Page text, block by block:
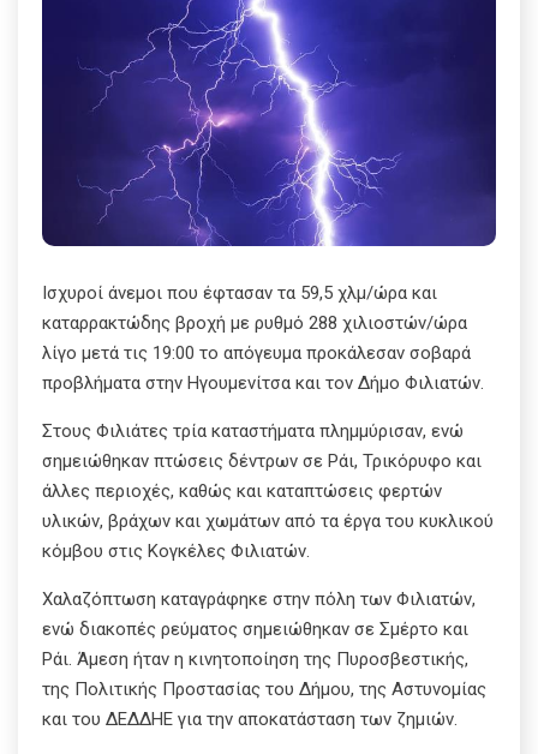
Ισχυροί άνεμοι που έφτασαν τα 59,5 χλμ/ώρα και
καταρρακτώδης βροχή με ρυθμό 288 χιλιοστών/ώρα
λίγο μετά τις 19:00 το απόγευμα προκάλεσαν σοβαρά
προβλήματα στην Ηγουμενίτσα και τον Δήμο Φιλιατών.
Στους Φιλιάτες τρία καταστήματα πλημμύρισαν, ενώ
σημειώθηκαν πτώσεις δέντρων σε Ράι, Τρικόρυφο και
άλλες περιοχές, καθώς και καταπτώσεις φερτών
υλικών, βράχων και χωμάτων από τα έργα του κυκλικού
κόμβου στις Κογκέλες Φιλιατών.
Χαλαζόπτωση καταγράφηκε στην πόλη των Φιλιατών,
ενώ διακοπές ρεύματος σημειώθηκαν σε Σμέρτο και
Ράι. Άμεση ήταν η κινητοποίηση της Πυροσβεστικής,
της Πολιτικής Προστασίας του Δήμου, της Αστυνομίας
και του ΔΕΔΔΗΕ για την αποκατάσταση των ζημιών.